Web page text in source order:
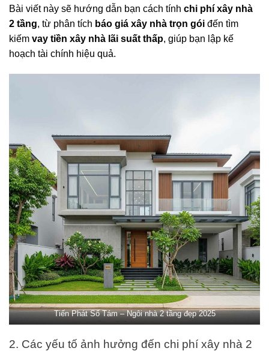
Bài viết này sẽ hướng dẫn bạn cách tính chi phí xây nhà
2 tầng, từ phân tích báo giá xây nhà trọn gói đến tìm
kiếm vay tiền xây nhà lãi suất thấp, giúp bạn lập kế
hoạch tài chính hiệu quả.
Tiến Phát Số Tám – Ngôi nhà 2 tầng đẹp 2025
2. Các yếu tố ảnh hưởng đến chi phí xây nhà 2